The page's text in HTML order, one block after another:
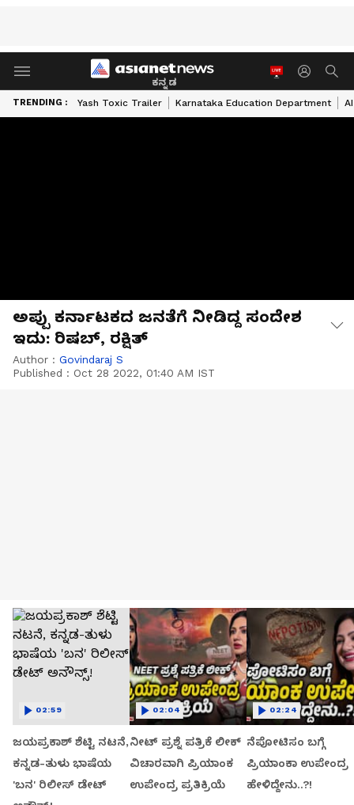
ಕನ್ನಡ
TRENDING : Yash Toxic Trailer Karnataka Education Department
ಅಪ್ಪು ಕರ್ನಾಟಕದ ಜನತೆಗೆ ನೀಡಿದ್ದ ಸಂದೇಶ
ಇದು: ರಿಷಬ್‌, ರಕ್ಷಿತ್‌
Author : Govindaraj S
Published : Oct 28 2022, 01:40 AM IST
ಜಯಪ್ರಕಾಶ್ ಶೆಟ್ಟಿ ನಟನೆ,
ಕನ್ನಡ-ತುಳು ಭಾಷೆಯ
'ಬನ' ರಿಲೀಸ್ ಡೇಟ್
02:59
ನೀಟ್ ಪ್ರಶ್ನೆ ಪತ್ರಿಕೆ ಲೀಕ್
ವಿಚಾರವಾಗಿ ಪ್ರಿಯಾಂಕ
ಉಪೇಂದ್ರ ಪ್ರತಿಕ್ರಿಯೆ
02:04
ನೆಪೋಟಿಸಂ ಬಗ್ಗೆ
ಪ್ರಿಯಾಂಕಾ ಉಪೇಂದ್ರ
ಹೇಳಿದ್ದೇನು..?!
02:24